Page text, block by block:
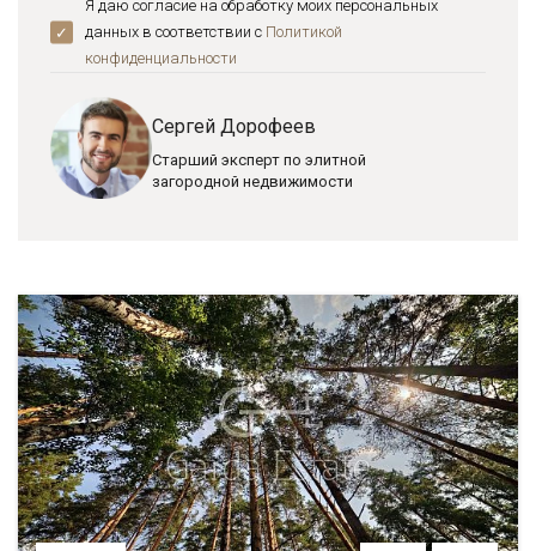
Я даю согласие на обработку моих персональных
данных в соответствии с Политикой
конфиденциальноcти
Сергей Дорофеев
Старший эксперт по элитной
загородной недвижимости